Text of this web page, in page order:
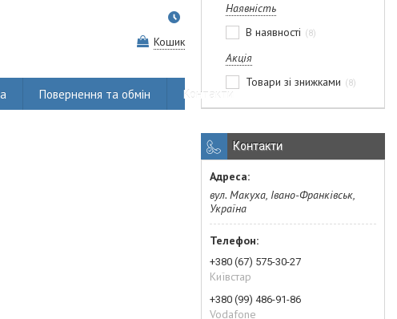
Кошик
Повернення та обмін Контакти
Наявність
В наявності
8
Акція
Товари зі знижками
8
Контакти
вул. Макуха, Івано-Франківськ,
Україна
+380 (67) 575-30-27
Київстар
+380 (99) 486-91-86
Vodafone